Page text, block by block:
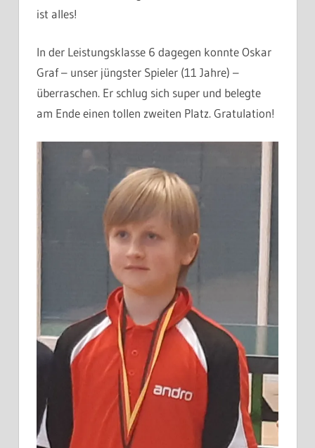
ist alles!
In der Leistungsklasse 6 dagegen konnte Oskar
Graf – unser jüngster Spieler (11 Jahre) –
überraschen. Er schlug sich super und belegte
am Ende einen tollen zweiten Platz. Gratulation!